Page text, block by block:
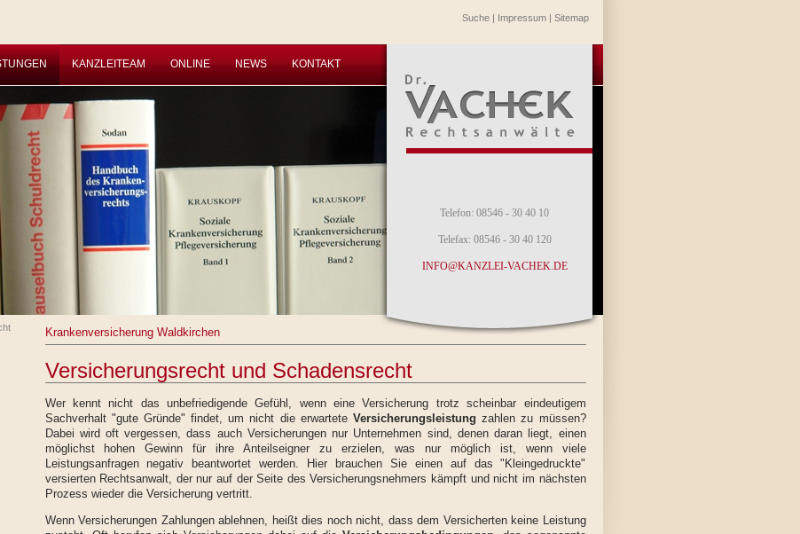
Suche| Impressum| Sitemap
KANZLEITEAM ONLINE NEWS KONTAKT
Telefon: 08546 - 30 40 10
Telefax: 08546 - 30 40 120
INFO@KANZLEI-VACHEK.DE
Krankenversicherung Waldkirchen
Versicherungsrecht und Schadensrecht
Wer kennt nicht das unbefriedigende Gefühl, wenn eine Versicherung trotz scheinbar eindeutigem
Sachverhalt "gute Gründe" findet, um nicht die erwartete Versicherungsleistung zahlen zu müssen?
Dabei wird oft vergessen, dass auch Versicherungen nur Unternehmen sind, denen daran liegt, einen
möglichst hohen Gewinn für ihre Anteilseigner zu erzielen, was nur möglich ist, wenn viele
Leistungsanfragen negativ beantwortet werden. Hier brauchen Sie einen auf das "Kleingedruckte"
versierten Rechtsanwalt, der nur auf der Seite des Versicherungsnehmers kämpft und nicht im nächsten
Prozess wieder die Versicherung vertritt.
Wenn Versicherungen Zahlungen ablehnen, heißt dies noch nicht, dass dem Versicherten keine Leistung